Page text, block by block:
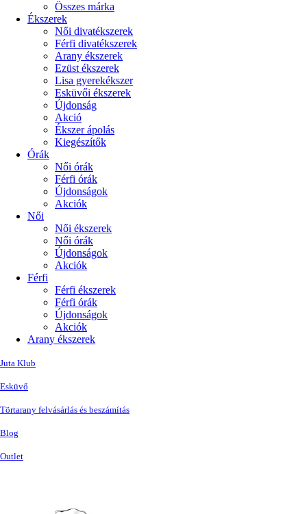
Összes márka
Ékszerek
Női divatékszerek
Férfi divatékszerek
Arany ékszerek
Ezüst ékszerek
Lisa gyerekékszer
Esküvői ékszerek
Újdonság
Akció
Ékszer ápolás
Kiegészítők
Órák
Női órák
Férfi órák
Újdonságok
Akciók
Női
Női ékszerek
Női órák
Újdonságok
Akciók
Férfi
Férfi ékszerek
Férfi órák
Újdonságok
Akciók
Arany ékszerek
Juta Klub
Esküvő
Törtarany felvásárlás és beszámítás
Blog
Outlet